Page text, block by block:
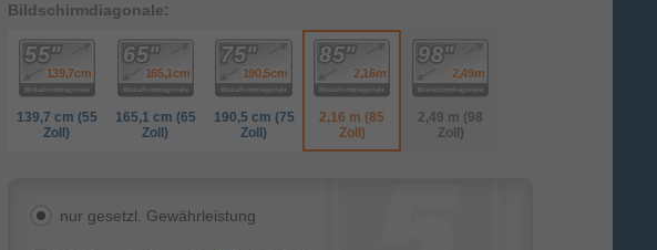
Bildschirmdiagonale:
139,7 cm (55
Zoll)
165,1 cm (65
Zoll)
190,5 cm (75
Zoll)
2,16 m (85
Zoll)
2,49 m (98
Zoll)
nur gesetzl. Gewährleistung